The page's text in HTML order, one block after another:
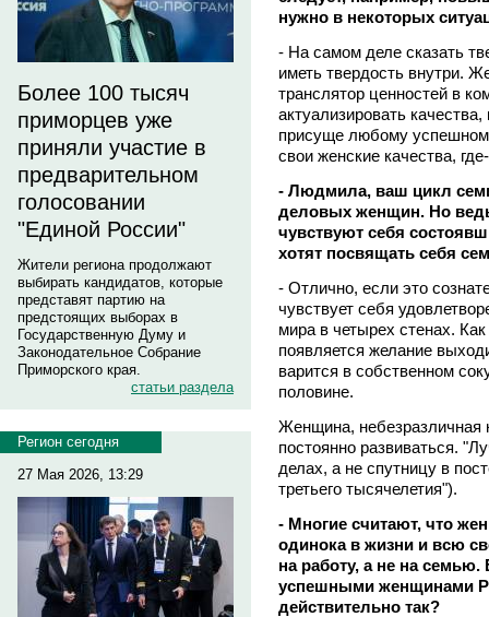
Более 100 тысяч
приморцев уже
приняли участие в
предварительном
голосовании
"Единой России"
Жители региона продолжают
выбирать кандидатов, которые
представят партию на
предстоящих выборах в
Государственную Думу и
Законодательное Собрание
Приморского края.
статьи раздела
Регион сегодня
27 Мая 2026, 13:29
нужно в некоторых
- На самом деле сказать
иметь твердость внутри.
транслятор ценностей в
актуализировать
присуще любому
свои женские качества,
- Людмила, ваш цикл
деловых женщин. Но
чувствуют себя
хотят посвящать себя
- Отлично, если это
чувствует себя
мира в четырех стенах.
появляется желание
варится в собственном
половине.
Женщина, небезразличная
постоянно развиваться.
делах, а не спутницу в
третьего тысячелетия").
- Многие считают, что
одинока в жизни и всю
на работу, а не на
успешными женщинами
действительно так?